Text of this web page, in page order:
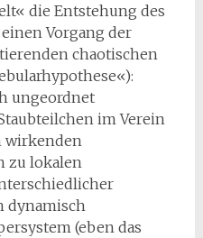
die Entstehung des
Vorgang der
chaotischen
ungeordnet
im Verein
wirkenden
zu lokalen
dynamisch
(eben das